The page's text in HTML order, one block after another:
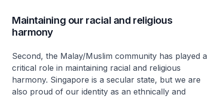
Maintaining our racial and religious
harmony
Second, the Malay/Muslim community has played a
critical role in maintaining racial and religious
harmony. Singapore is a secular state, but we are
also proud of our identity as an ethnically and